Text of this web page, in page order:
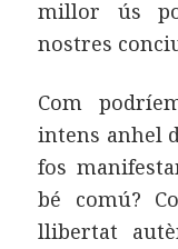
millor ús
nostres
Com
intens anhel
fos
bé comú?
llibertat